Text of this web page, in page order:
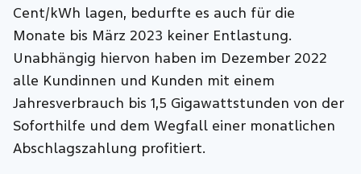
Cent/kWh lagen, bedurfte es auch für die
Monate bis März 2023 keiner Entlastung.
Unabhängig hiervon haben im Dezember 2022
alle Kundinnen und Kunden mit einem
Jahresverbrauch bis 1,5 Gigawattstunden von der
Soforthilfe und dem Wegfall einer monatlichen
Abschlagszahlung profitiert.